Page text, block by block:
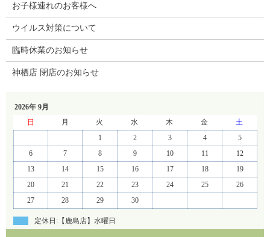
お子様連れのお客様へ
ウイルス対策について
臨時休業のお知らせ
神栖店 閉店のお知らせ
2026年 9月
日
月 火 水 木 金
土
1
2 3 4
5
6
7 8 9 10 11
12
13
14 15 16 17 18
19
20
21 22 23 24 25
26
27
28 29 30
定休日:【鹿島店】水曜日